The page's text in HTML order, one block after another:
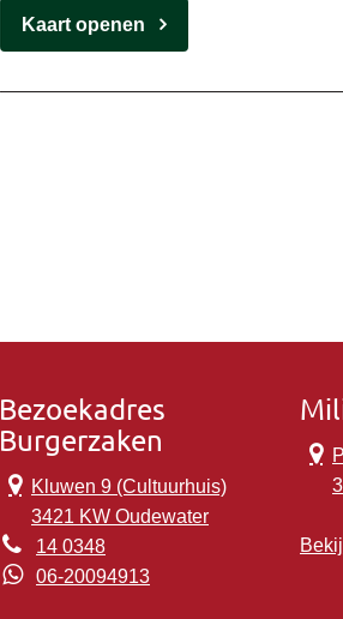
Kaart openen
Bezoekadres
Burgerzaken
Kluwen 9 (Cultuurhuis)
3421 KW Oudewater
14 0348
06-20094913